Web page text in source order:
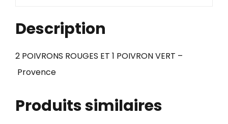
poivron
-
Description
2 POIVRONS ROUGES ET 1 POIVRON VERT –
Provence
Produits similaires